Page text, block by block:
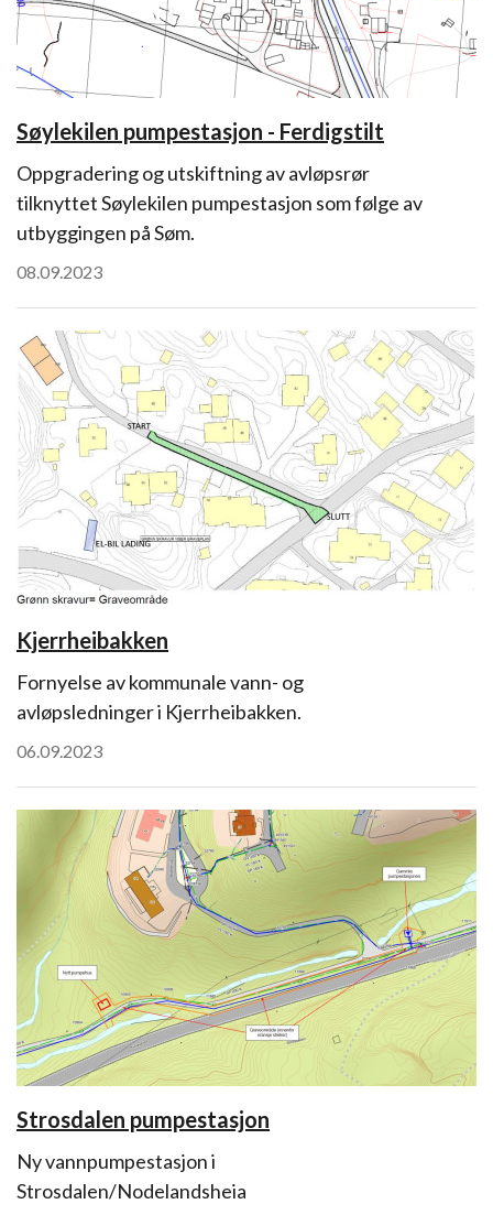
Søylekilen pumpestasjon - Ferdigstilt
Oppgradering og utskiftning av avløpsrør
tilknyttet Søylekilen pumpestasjon som følge av
utbyggingen på Søm.
08.09.2023
Kjerrheibakken
Fornyelse av kommunale vann- og
avløpsledninger i Kjerrheibakken.
06.09.2023
Strosdalen pumpestasjon
Ny vannpumpestasjon i
Strosdalen/Nodelandsheia